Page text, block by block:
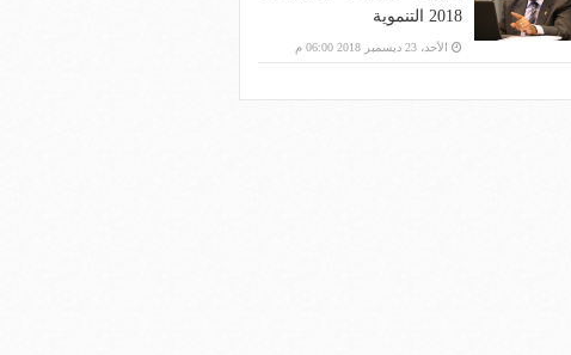
2018 التنموية
الأحد، 23 ديسمبر 2018 06:00 م